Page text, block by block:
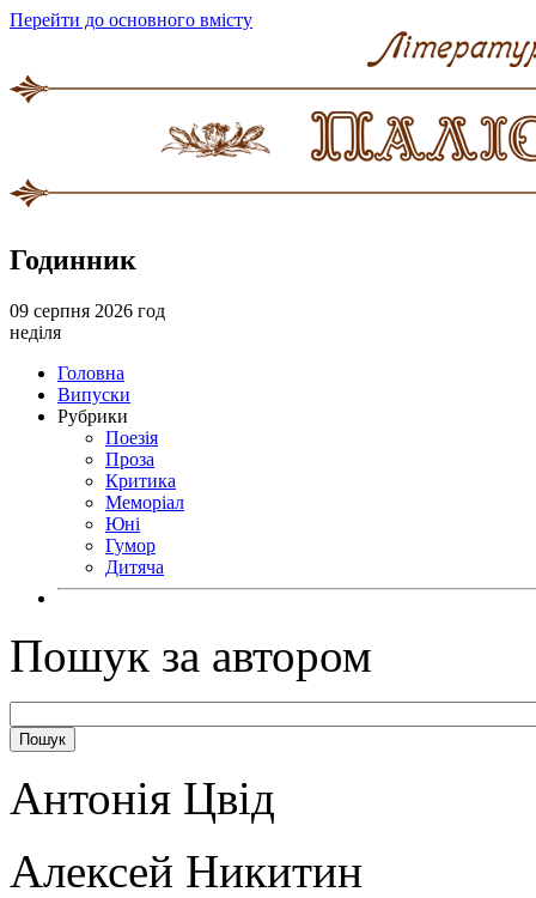
Перейти до основного вмісту
Годинник
09 серпня 2026 год
неділя
Головна
Випуски
Рубрики
Поезія
Проза
Критика
Меморіал
Юні
Гумор
Дитяча
Пошук за автором
Антонія Цвід
Алексей Никитин